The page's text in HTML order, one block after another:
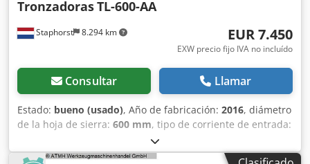
Staphorst 8.294 km
TronzadorasTL-600-AA
EUR 7.450
EXW precio fijo IVA no incluído
Consultar Llamar
Estado: bueno (usado), Año de fabricación: 2016, diámetro
de la hoja de sierra: 600 mm, tipo de corriente de entrada:
, presión de funcionamiento:
industrial de aluminio que realiza cortes automáticos